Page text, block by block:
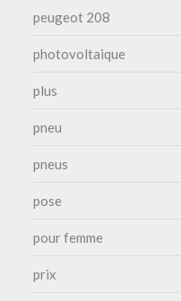
peugeot 208
photovoltaique
plus
pneu
pneus
pose
pour femme
prix